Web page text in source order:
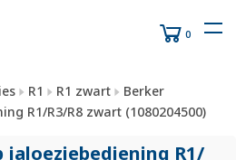
0
R1 R1 zwart
Berker
R1/R3/R8 zwart (1080204500)
R1/